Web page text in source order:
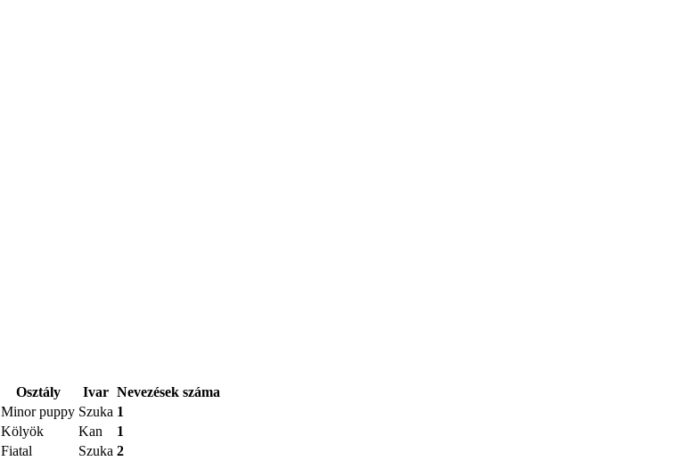
Osztály Ivar Nevezések száma
Minor puppy Szuka 1
Kölyök Kan
1
Fiatal Szuka 2